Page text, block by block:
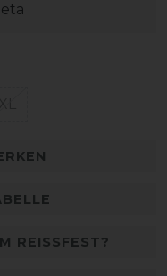
REISSFEST?